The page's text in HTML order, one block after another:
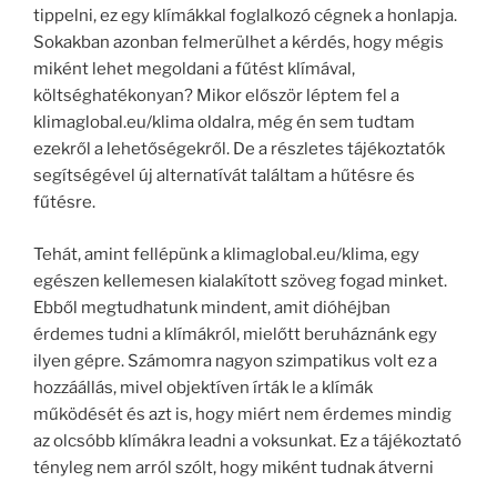
tippelni, ez egy klímákkal foglalkozó cégnek a honlapja.
Sokakban azonban felmerülhet a kérdés, hogy mégis
miként lehet megoldani a fűtést klímával,
költséghatékonyan? Mikor először léptem fel a
klimaglobal.eu/klima oldalra, még én sem tudtam
ezekről a lehetőségekről. De a részletes tájékoztatók
segítségével új alternatívát találtam a hűtésre és
fűtésre.
Tehát, amint fellépünk a klimaglobal.eu/klima, egy
egészen kellemesen kialakított szöveg fogad minket.
Ebből megtudhatunk mindent, amit dióhéjban
érdemes tudni a klímákról, mielőtt beruháznánk egy
ilyen gépre. Számomra nagyon szimpatikus volt ez a
hozzáállás, mivel objektíven írták le a klímák
működését és azt is, hogy miért nem érdemes mindig
az olcsóbb klímákra leadni a voksunkat. Ez a tájékoztató
tényleg nem arról szólt, hogy miként tudnak átverni